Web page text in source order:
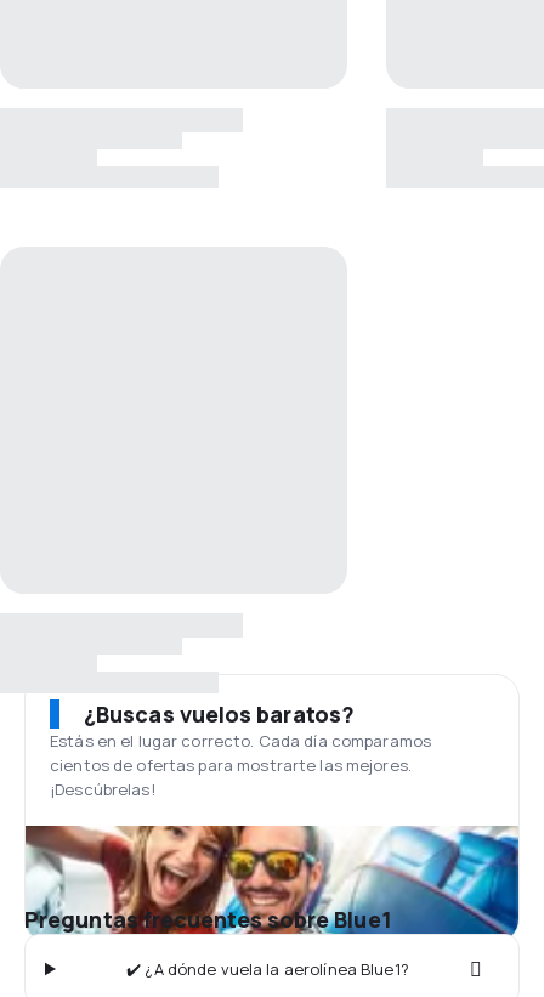
¿Buscas vuelos baratos?
Estás en el lugar correcto. Cada día comparamos
cientos de ofertas para mostrarte las mejores.
¡Descúbrelas!
Preguntas frecuentes sobre Blue1
✔️ ¿A dónde vuela la aerolínea Blue1?